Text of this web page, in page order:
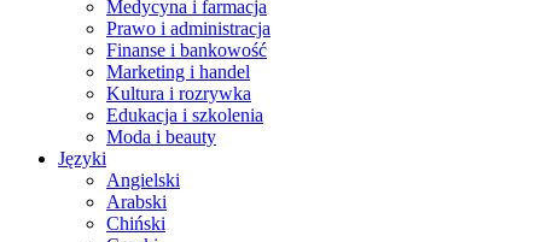
Medycyna i farmacja
Prawo i administracja
Finanse i bankowość
Marketing i handel
Kultura i rozrywka
Edukacja i szkolenia
Moda i beauty
Języki
Angielski
Arabski
Chiński